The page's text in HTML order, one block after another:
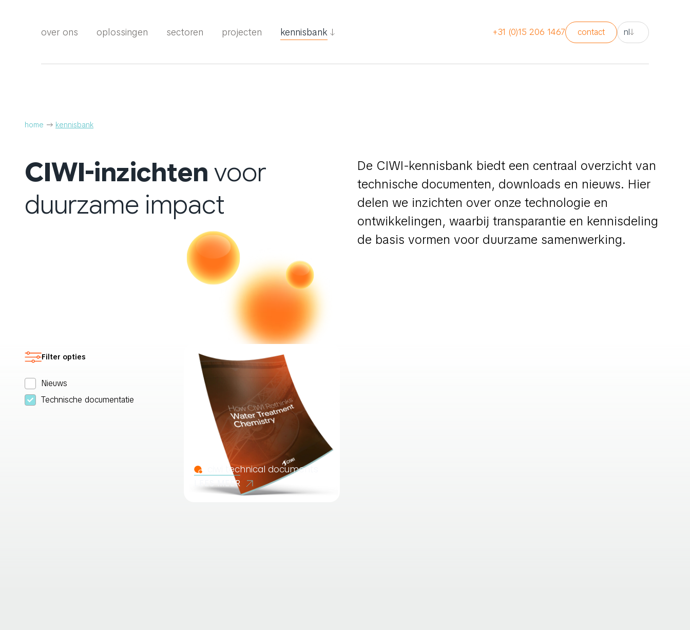
over ons oplossingen sectoren projecten kennisbank +31 (0)15 206 1467 contact nl
home kennisbank
CIWI-inzichten voor
duurzame impact
De CIWI-kennisbank biedt een centraal overzicht van
technische documenten, downloads en nieuws. Hier
delen we inzichten over onze technologie en
ontwikkelingen, waarbij transparantie en kennisdeling
de basis vormen voor duurzame samenwerking.
Filter opties
Nieuws
Technische documentatie
ciwi technical documents
LEES MEER